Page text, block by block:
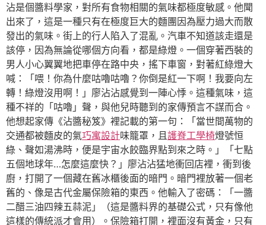
沾是個醬料學家，對所有食物相關的氣味都極度敏感。他聞
出來了，這是一種只有在極度巨大的麵團因為壓力過大而散
發出的氣味。街上的行人陷入了混亂。汽車不知道該走還是
該停，因為無論從哪個方向看，都是綠燈。一個穿著西裝的
男人小心翼翼地把車停在路中央，搖下車窗，對著紅綠燈大
喊：「喂！你為什麼咕嚕咕嚕？你倒是紅一下啊！我要向左
轉！綠燈沒用啊！」廖沾沾感覺到一陣心悸。這種氣味，這
種不祥的「咕嚕」聲，與他兒時聽到的家傳預言不謀而合。
他想起家傳《沾醬秘笈》裡記載的第一句：「當世間萬物的
交通都被麵皮的氣巧寓設計味籠罩，且護脊工學椅燈號恒
綠、聲如湯沸時，便是宇宙水餃臨界點到來之時。」「七點
五個地球年…怎麼這麼快？」廖沾沾猛地衝回店裡，衝到後
廚，打開了一個藏在舊冰櫃後面的暗門。暗門裡放著一個老
舊的、像是古代金屬保險箱的東西。他輸入了密碼：「一醬
二醋三油四辣五蒜泥」（這是醬料界的基礎公式，只有像他
這樣的傳統派才會用）。保險箱打開，裡面沒有黃金，只有